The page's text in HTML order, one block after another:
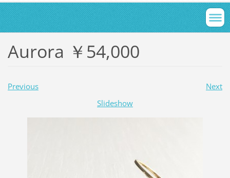
Aurora ￥54,000
Previous
Next
Slideshow